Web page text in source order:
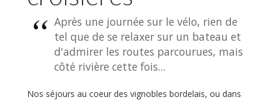
Après une journée sur le vélo, rien de
tel que de se relaxer sur un bateau et
d'admirer les routes parcourues, mais
côté rivière cette fois...
Nos séjours au coeur des vignobles bordelais, ou dans